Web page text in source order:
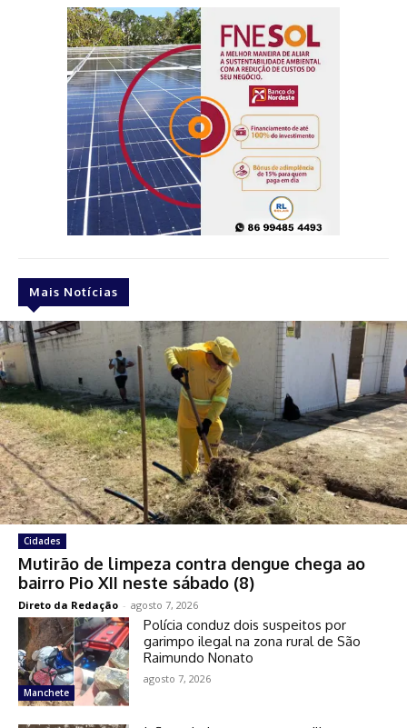
Mais Notícias
Cidades
Mutirão de limpeza contra dengue chega ao
bairro Pio XII neste sábado (8)
Direto da Redação - agosto 7, 2026
Manchete
Polícia conduz dois suspeitos por
garimpo ilegal na zona rural de São
Raimundo Nonato
agosto 7, 2026